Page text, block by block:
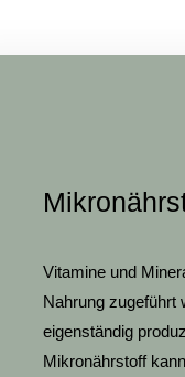
Vitamine und
Nahrung zugeführt
eigenständig
Mikronährstoff